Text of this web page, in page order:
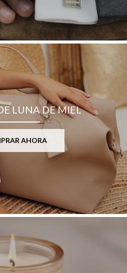
LUNA DE MIEL
AHORA